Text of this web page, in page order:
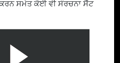
ਸਮੇਤ ਕੋਈ ਵੀ ਸੰਰਚਨਾ ਸੈੱਟ